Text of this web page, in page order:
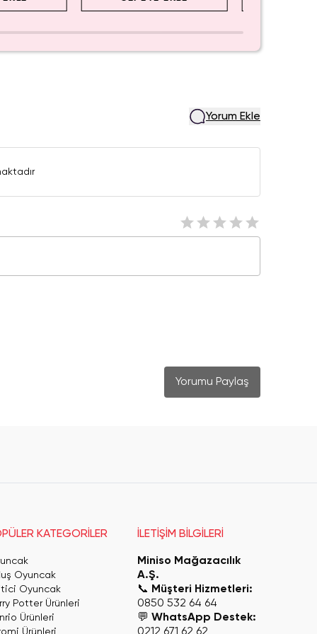
Yorum Ekle
Yorumu Paylaş
KATEGORİLER
Oyuncak
Oyuncak
Potter Ürünleri
Ürünleri
Ürünleri
İLETİŞİM BİLGİLERİ
Miniso Mağazacılık
A.Ş.
📞 Müşteri Hizmetleri:
0850 532 64 64
💬WhatsApp Destek: